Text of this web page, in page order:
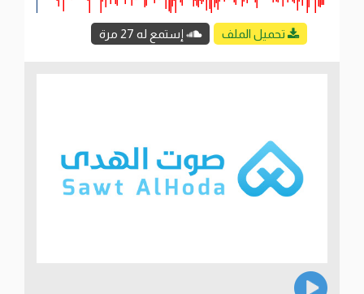
تحميل الملف إستمع له 27 مرة